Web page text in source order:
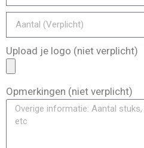
Upload je logo (niet verplicht)
Opmerkingen (niet verplicht)